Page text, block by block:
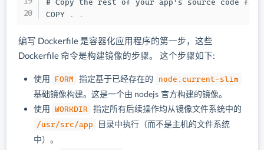
COPY . .
编写 Dockerfile 是容器化应用程序的第一步，这些
Dockerfile 命令是构建镜像的步骤。 这个步骤如下:
使用 FORM 指定基于已经存在的 node:current-slim
基础镜像构建。这是一个由 nodejs 官方构建的镜像。
使用 WORKDIR 指定所有后续操作均从镜像文件系统中的
/usr/src/app
目录中执行（而不是主机的文件系统
中）。